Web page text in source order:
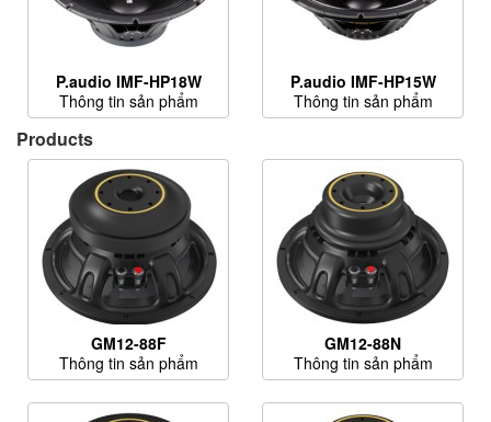
P.audio IMF-HP18W
Thông tin sản phẩm
P.audio IMF-HP15W
Thông tin sản phẩm
Products
GM12-88F
Thông tin sản phẩm
GM12-88N
Thông tin sản phẩm